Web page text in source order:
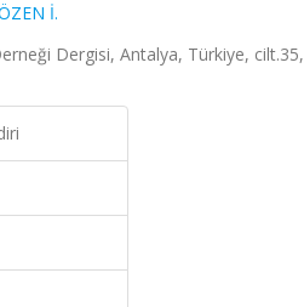
İ.
Dergisi, Antalya, Türkiye,